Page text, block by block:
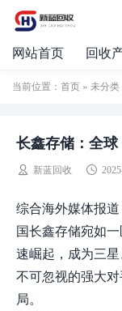
网站首页 回收
当前位置： 首页 » 未分类
长鑫存储：全
新蓝回收
综合海外媒体报
国长鑫存储宛如
速崛起，成为三
不可忽视的强大
局。